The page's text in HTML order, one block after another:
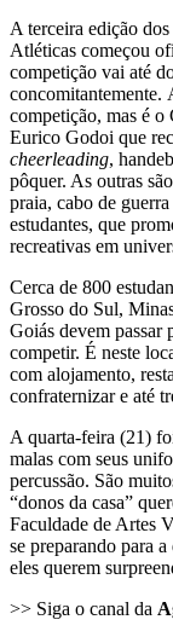
A terceira edição
Atléticas começou
competição vai até
concomitantemente.
competição, mas é
Eurico Godoi que
cheerleading,
pôquer. As outras
praia, cabo de
estudantes, que
recreativas em
Cerca de 800
Grosso do Sul,
Goiás devem passar
competir. É neste
com alojamento,
confraternizar e até
A quarta-feira (21)
malas com seus
percussão. São
“donos da casa”
Faculdade de Artes
se preparando para
eles querem
>> Siga o canal da